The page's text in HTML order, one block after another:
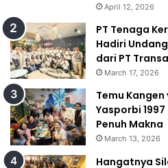
April 12, 2026
PT Tenaga
Hadiri
dari PT
March 17, 2026
Temu
Yasporbi
Penuh Makna
March 13, 2026
Hangatnya